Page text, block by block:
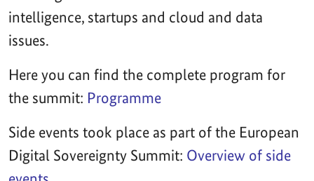
intelligence, startups and cloud and data
issues.
Here you can find the complete program for
the summit: Programme
Side events took place as part of the European
Digital Sovereignty Summit: Overview of side